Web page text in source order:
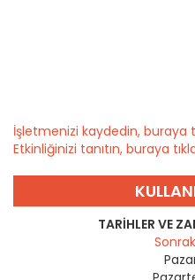
İşletmenizi kaydedin, buraya
Etkinliğinizi tanıtın, buraya
TARIHLER VE